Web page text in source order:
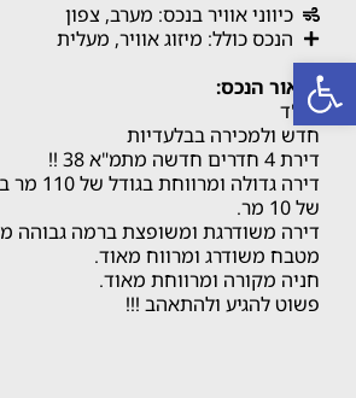
פתח סרגל נגישות
כיווני אוויר בנכס: מערב, צפון
הנכס כולל: מיזוג אוויר, מעלית
תיאור הנכס:
בס"ד
חדש ולמכירה בבלעדיות
דירת 4 חדרים חדשה מתמ"א 38 !!
דירה
של 10 מר.
דירה משודרגת ומשופצת ברמה גבוהה
מטבח משודרג ומרווח מאוד.
חניה מקורה ומרווחת מאוד.
פשוט להגיע ולהתאהב !!!